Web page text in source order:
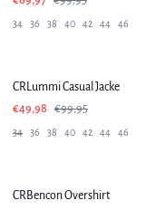
34 36 38 40 42 44 46
CRLummi Casual Jacke
€49,98
€99,95
34 36 38 40 42 44 46
CRBencon Overshirt